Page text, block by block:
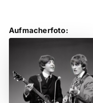
Aufmacherfoto: